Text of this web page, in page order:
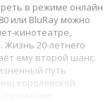
в режиме онлайн
или BluRay можно
кинотеатре,
Жизнь 20-летнего
ему второй шанс.
путь
королевской